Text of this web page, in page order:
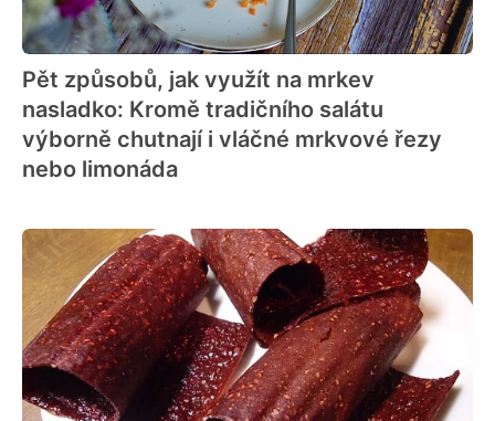
Pět způsobů, jak využít na mrkev
nasladko: Kromě tradičního salátu
výborně chutnají i vláčné mrkvové řezy
nebo limonáda